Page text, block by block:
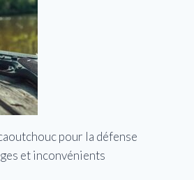
pour la défense
et inconvénients